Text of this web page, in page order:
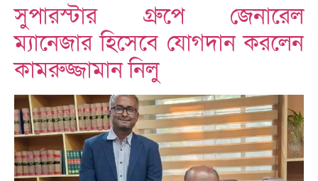
সুপারস্টার গ্রুপে জেনারেল
ম্যানেজার হিসেবে যোগদান করলেন
কামরুজ্জামান নিলু